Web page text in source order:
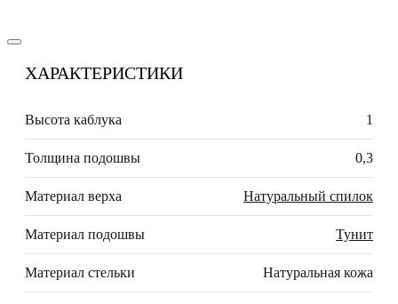
ХАРАКТЕРИСТИКИ
Высота каблука 1
Толщина подошвы 0,3
Материал верха Натуральный спилок
Материал подошвы Тунит
Материал стельки Натуральная кожа